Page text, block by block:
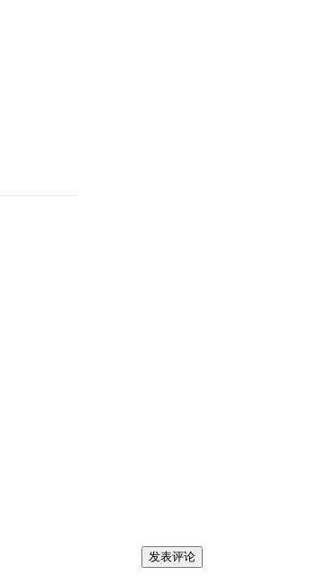
发表评论